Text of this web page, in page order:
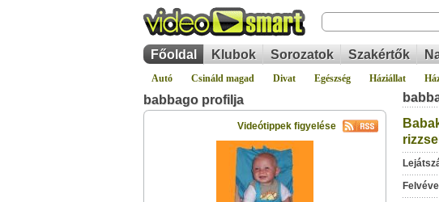
Főoldal Klubok Sorozatok Szakértők
Autó Csináld magad Divat Egészség Háziállat
babbago profilja
Videótippek figyelése